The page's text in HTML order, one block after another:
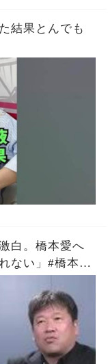
結果とんでも
白。橋本愛へ
ない」#橋本愛